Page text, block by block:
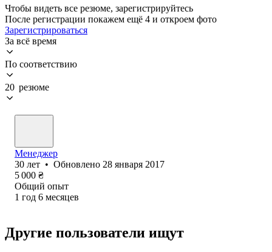
Чтобы видеть все резюме, зарегистрируйтесь
После регистрации покажем ещё 4 и откроем фото
Зарегистрироваться
За всё время
По соответствию
20 резюме
Менеджер
30 лет • Обновлено 28 января 2017
5 000 ₴
Общий опыт
1 год 6 месяцев
Другие пользователи ищут